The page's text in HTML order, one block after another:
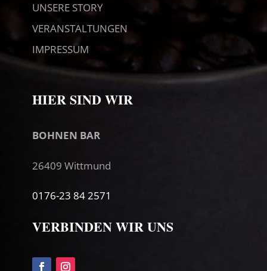
UNSERE STORY
VERANSTALTUNGEN
IMPRESSUM
HIER SIND WIR
BOHNEN BAR
26409 Wittmund
0176-23 84 2571
VERBINDEN WIR UNS